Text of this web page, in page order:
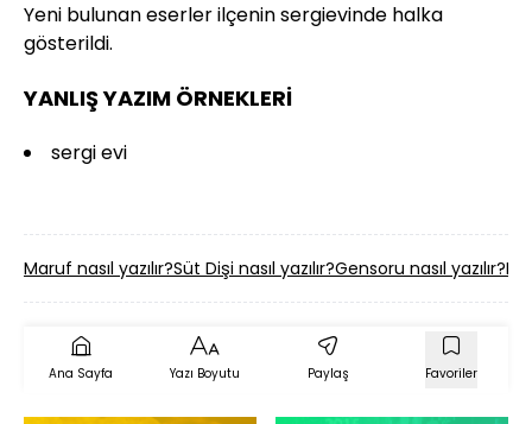
Yeni bulunan eserler ilçenin sergievinde halka
gösterildi.
YANLIŞ YAZIM ÖRNEKLERİ
sergi evi
Maruf nasıl yazılır?Süt Dişi nasıl yazılır?Gensoru nasıl yazılır?
Ana Sayfa Yazı Boyutu Paylaş Favoriler